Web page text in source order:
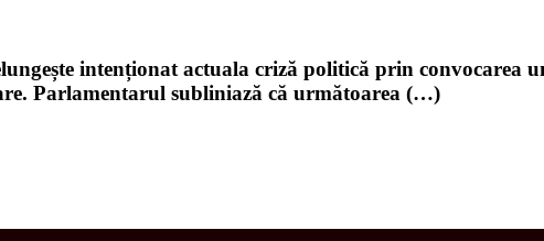
intenționat actuala criză politică prin convocarea
Parlamentarul subliniază că următoarea (…)